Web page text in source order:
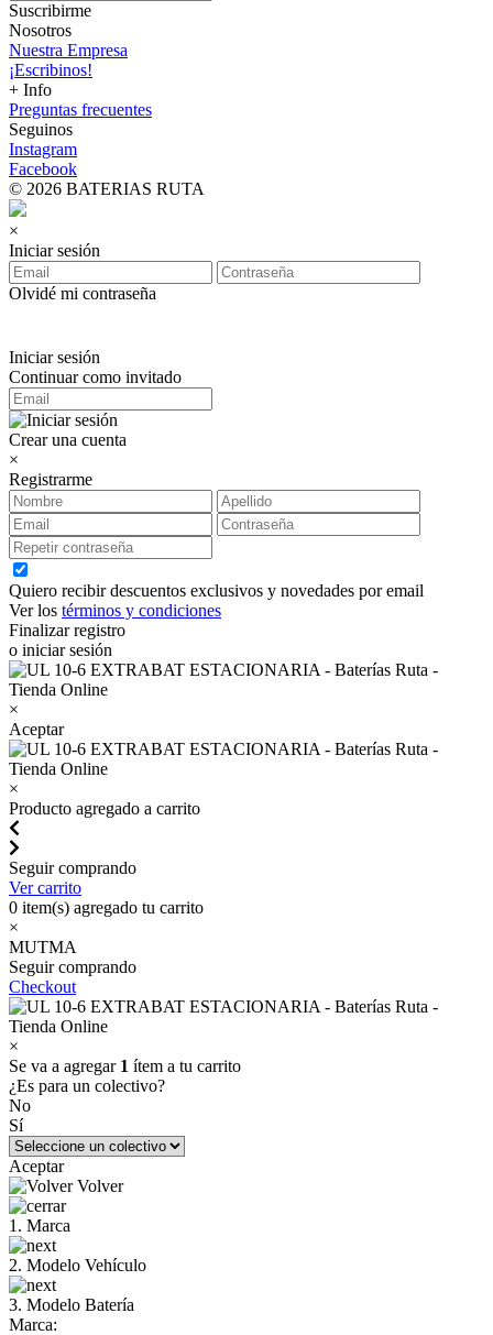
Suscribirme
Nosotros
Nuestra Empresa
¡Escribinos!
+ Info
Preguntas frecuentes
Seguinos
Instagram
Facebook
© 2026 BATERIAS RUTA
×
Iniciar sesión
Olvidé mi contraseña
Iniciar sesión
Continuar como invitado
Crear una cuenta
×
Registrarme
Quiero recibir descuentos exclusivos y novedades por email
Ver los términos y condiciones
Finalizar registro
o iniciar sesión
×
Aceptar
×
Producto agregado a carrito
Seguir comprando
Ver carrito
0 item(s) agregado tu carrito
×
MUTMA
Seguir comprando
Checkout
×
Se va a agregar 1 ítem a tu carrito
¿Es para un colectivo?
No
Sí
Aceptar
Volver
1. Marca
2. Modelo Vehículo
3. Modelo Batería
Marca: